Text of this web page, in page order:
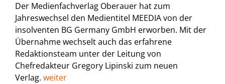
Der Medienfachverlag Oberauer hat zum
Jahreswechsel den Medientitel MEEDIA von der
insolventen BG Germany GmbH erworben. Mit der
Übernahme wechselt auch das erfahrene
Redaktionsteam unter der Leitung von
Chefredakteur Gregory Lipinski zum neuen
Verlag. weiter